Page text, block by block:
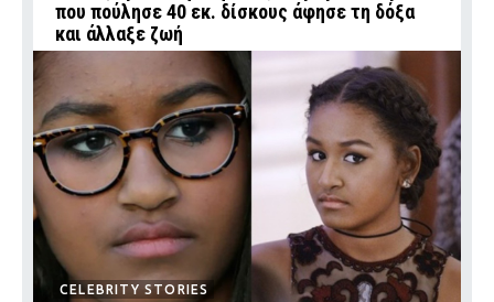
που πούλησε 40 εκ. δίσκους άφησε τη δόξα
και άλλαξε ζωή
CELEBRITY STORIES